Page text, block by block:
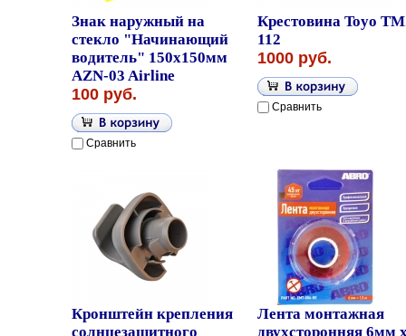
Знак наружный на
стекло "Начинающий
водитель" 150x150мм
AZN-03 Airline
100 руб.
Сравнить
Крестовина Toyo
112
1000 руб.
Сравнить
Кронштейн крепления
солнцезащитного
Лента монтажная
двухсторонняя 6мм